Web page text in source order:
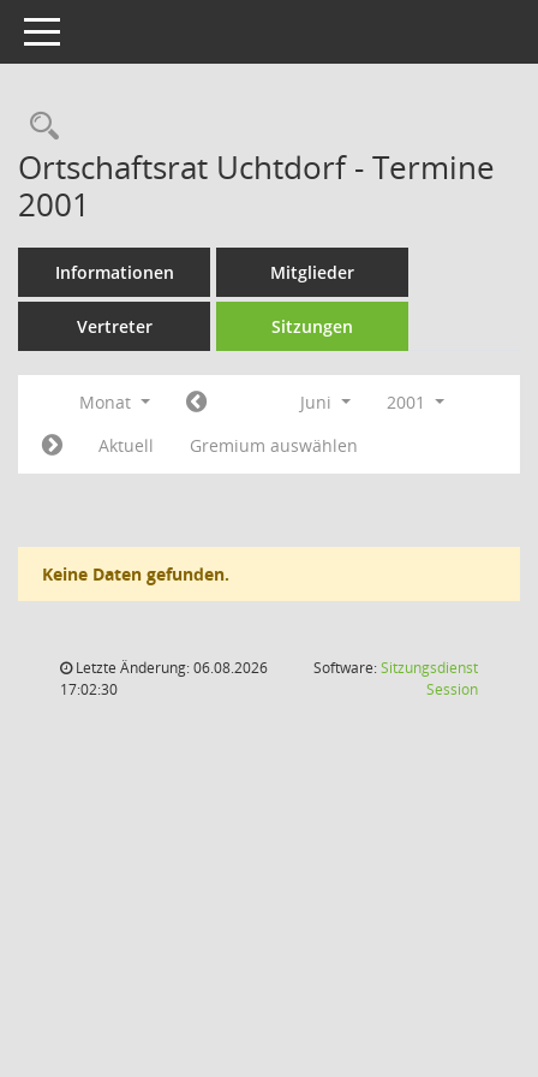
Toggle navigation
Rechercheauswahl
Ortschaftsrat Uchtdorf - Termine
2001
Informationen Mitglieder
Vertreter Sitzungen
Monat Juni
2001
Aktuell
Gremium auswählen
Keine Daten gefunden.
Letzte Änderung: 06.08.2026
17:02:30
Software:Sitzungsdienst
Session(Wird in